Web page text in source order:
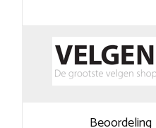
Beoordeling